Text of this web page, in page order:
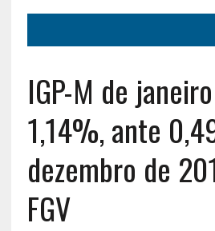
IGP-M de
1,14%, ante
dezembro de
FGV